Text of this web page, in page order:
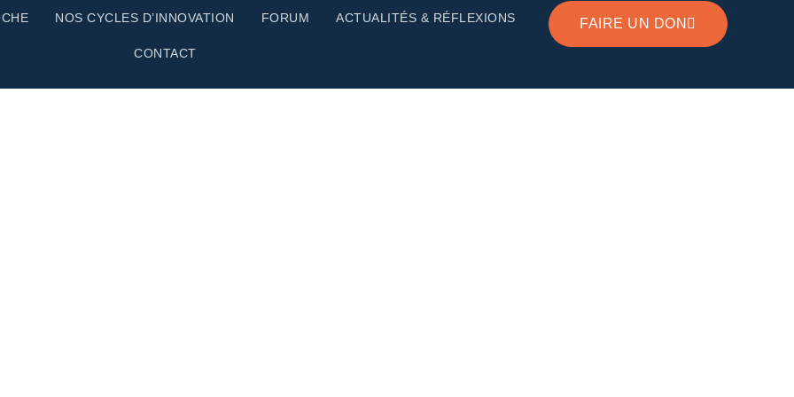
NOS CYCLES D’INNOVATION FORUM ACTUALITÉS & RÉFLEXIONS
CONTACT
FAIRE UN DON